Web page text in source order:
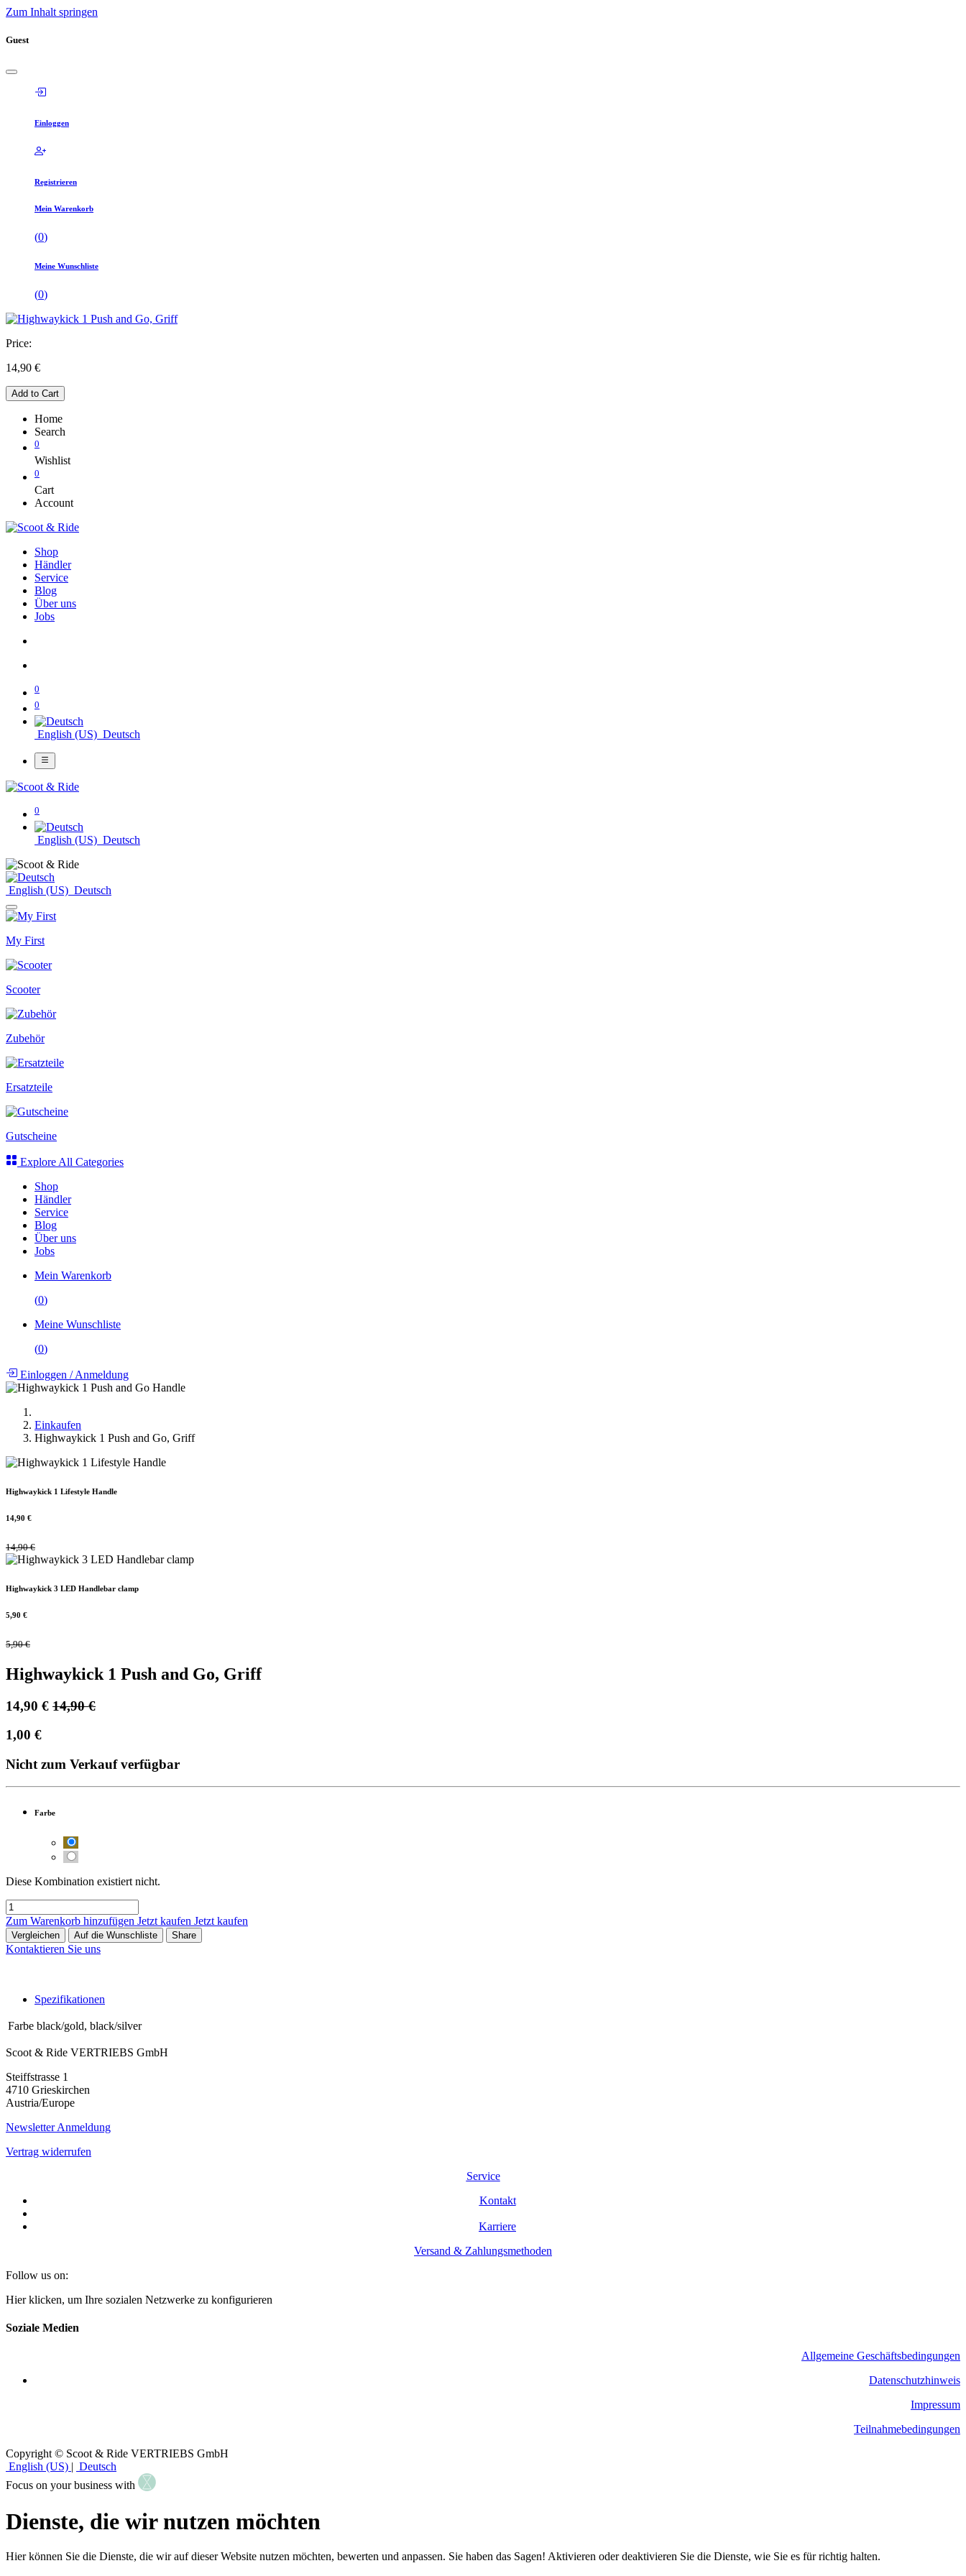
Zum Inhalt springen
Guest
Einloggen
Registrieren
Mein Warenkorb
(0)
Meine Wunschliste
(0)
Price:
14,90 €
Add to Cart
Home
Search
0
Wishlist
0
Cart
Account
Shop
Händler
Service
Blog
Über uns
Jobs
0
0
English (US) Deutsch
0
English (US) Deutsch
English (US) Deutsch
My First
Scooter
Zubehör
Ersatzteile
Gutscheine
Explore All Categories
Shop
Händler
Service
Blog
Über uns
Jobs
Mein Warenkorb
(0)
Meine Wunschliste
(0)
Einloggen /Anmeldung
Einkaufen
Highwaykick 1 Push and Go, Griff
Highwaykick 1 Lifestyle Handle
14,90 €
14,90€
Highwaykick 3 LED Handlebar clamp
5,90 €
5,90€
Highwaykick 1 Push and Go, Griff
14,90 € 14,90€
1,00 €
Nicht zum Verkauf verfügbar
Farbe
Diese Kombination existiert nicht.
Zum Warenkorb hinzufügen Jetzt kaufen Jetzt kaufen
Vergleichen Auf die Wunschliste Share
Kontaktieren Sie uns
Spezifikationen
Farbe black/gold, black/silver
Scoot & Ride VERTRIEBS GmbH
Steiffstrasse 1
4710 Grieskirchen
Austria/Europe
Newsletter Anmeldung
Vertrag widerrufen
Service
Kontakt
Karriere
Versand & Zahlungsmethoden
Follow us on:
Hier klicken, um Ihre sozialen Netzwerke zu konfigurieren
Soziale Medien
Allgemeine Geschäftsbedingungen
​Datenschutzhinweis
Impressum
Teilnahmebedingungen
Copyright © Scoot & Ride VERTRIEBS GmbH
English (US) | Deutsch
Focus on your business with
Dienste, die wir nutzen möchten
Hier können Sie die Dienste, die wir auf dieser Website nutzen möchten, bewerten und anpassen. Sie haben das Sagen! Aktivieren oder deaktivieren Sie die Dienste, wie Sie es für richtig halten.